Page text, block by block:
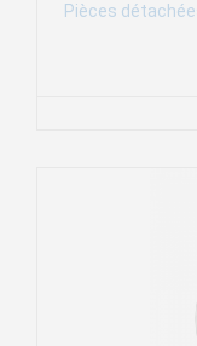
Pièces